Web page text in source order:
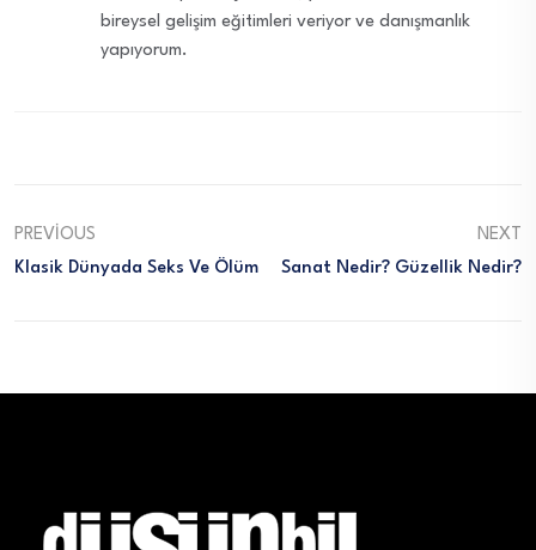
bireysel gelişim eğitimleri veriyor ve danışmanlık
yapıyorum.
PREVIOUS
Klasik Dünyada Seks Ve Ölüm
NEXT
Sanat Nedir? Güzellik Nedir?